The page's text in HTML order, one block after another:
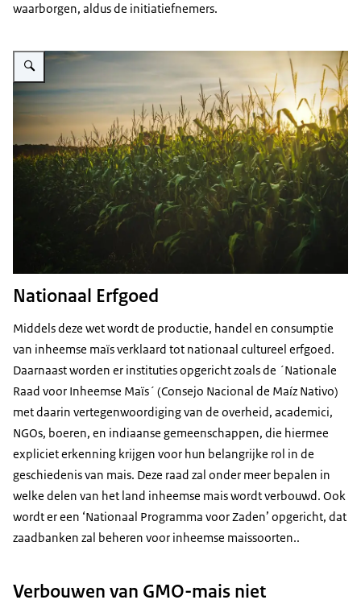
waarborgen, aldus de initiatiefnemers.
Vergroot afbeelding Corn Fields
Nationaal Erfgoed
Middels deze wet wordt de productie, handel en consumptie
van inheemse maïs verklaard tot nationaal cultureel erfgoed.
Daarnaast worden er instituties opgericht zoals de ´Nationale
Raad voor Inheemse Maïs´ (Consejo Nacional de Maíz Nativo)
met daarin vertegenwoordiging van de overheid, academici,
NGOs, boeren, en indiaanse gemeenschappen, die hiermee
expliciet erkenning krijgen voor hun belangrijke rol in de
geschiedenis van mais. Deze raad zal onder meer bepalen in
welke delen van het land inheemse mais wordt verbouwd. Ook
wordt er een ‘Nationaal Programma voor Zaden’ opgericht, dat
zaadbanken zal beheren voor inheemse maissoorten..
Verbouwen van GMO-mais niet